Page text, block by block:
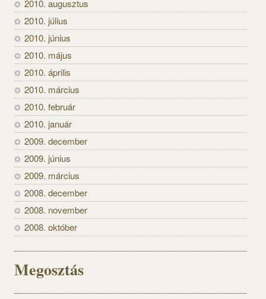
2010. augusztus
2010. július
2010. június
2010. május
2010. április
2010. március
2010. február
2010. január
2009. december
2009. június
2009. március
2008. december
2008. november
2008. október
Megosztás